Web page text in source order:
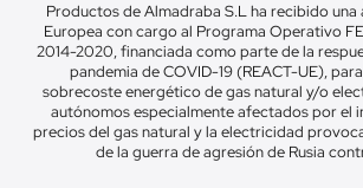
Productos de Almadraba S.L ha recibido una
Europea con cargo al Programa Operativo
2014-2020, financiada como parte de la
pandemia de COVID-19 (REACT-UE),
sobrecoste energético de gas natural y/o
autónomos especialmente afectados por el
precios del gas natural y la electricidad
de la guerra de agresión de Rusia